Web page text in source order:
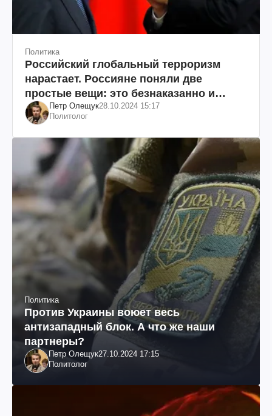
Политика
Российский глобальный терроризм
нарастает. Россияне поняли две
простые вещи: это безнаказанно и
эффективно
Петр Олещук28.10.2024 15:17
Политолог
Политика
Против Украины воюет весь
антизападный блок. А что же наши
партнеры?
Петр Олещук27.10.2024 17:15
Политолог